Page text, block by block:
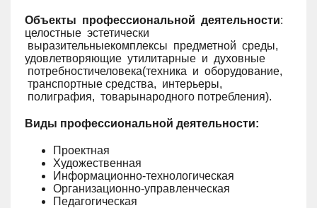
Объекты профессиональной деятельности:
целостные эстетически
выразительныекомплексы предметной среды,
удовлетворяющие утилитарные и духовные
потребностичеловека(техника и оборудование,
транспортные средства, интерьеры,
полиграфия, товарынародного потребления).
Виды профессиональной деятельности:
Проектная
Художественная
Информационно-технологическая
Организационно-управленческая
Педагогическая